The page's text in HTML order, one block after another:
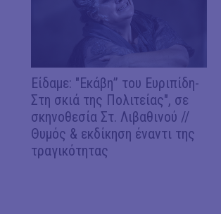
Είδαμε: "Εκάβη” του Ευριπίδη-
Στη σκιά της Πολιτείας", σε
σκηνοθεσία Στ. Λιβαθινού //
Θυμός & εκδίκηση έναντι της
τραγικότητας